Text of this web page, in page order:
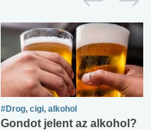
#Drog, cigi, alkohol
Gondot jelent az alkohol?